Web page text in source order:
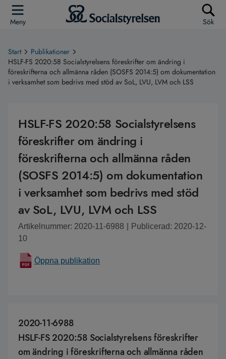
Meny Sök
Start
Publikationer
HSLF-FS 2020:58 Socialstyrelsens föreskrifter om ändring i
föreskrifterna och allmänna råden (SOSFS 2014:5) om dokumentation
i verksamhet som bedrivs med stöd av SoL, LVU, LVM och LSS
HSLF-FS 2020:58 Socialstyrelsens
föreskrifter om ändring i
föreskrifterna och allmänna råden
(SOSFS 2014:5) om dokumentation
i verksamhet som bedrivs med stöd
av SoL, LVU, LVM och LSS
Artikelnummer: 2020-11-6988
Publicerad: 2020-12-
10
Öppna publikation
2020-11-6988
HSLF-FS 2020:58 Socialstyrelsens föreskrifter
om ändring i föreskrifterna och allmänna råden